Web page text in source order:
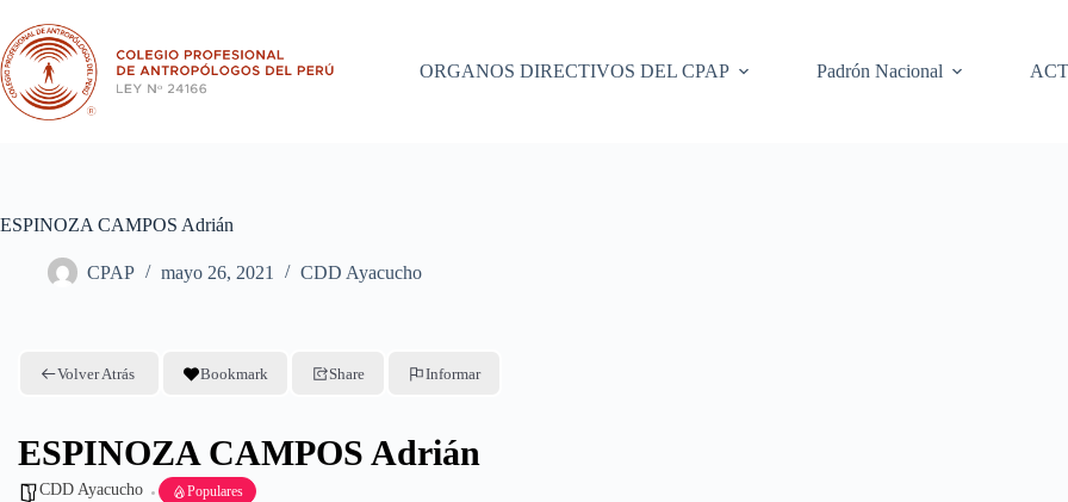
contenido
ORGANOS DIRECTIVOS DEL CPAP
Padrón Nacional
ESPINOZA CAMPOS Adrián
CPAP mayo 26, 2021 CDD Ayacucho
Volver Atrás Bookmark Share Informar
ESPINOZA CAMPOS Adrián
CDD Ayacucho Populares